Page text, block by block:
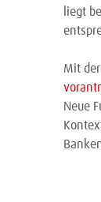
liegt
Mit
Neue